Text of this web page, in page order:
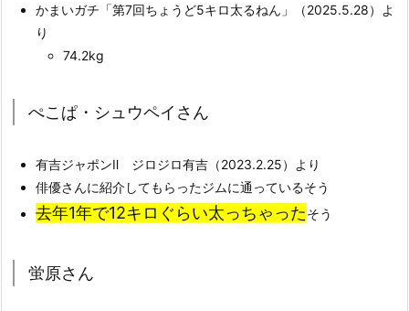
かまいガチ「第7回ちょうど5キロ太るねん」（2025.5.28）よ
り
74.2kg
ぺこぱ・シュウペイさん
有吉ジャポンⅡ ジロジロ有吉（2023.2.25）より
俳優さんに紹介してもらったジムに通っているそう
去年1年で12キロぐらい太っちゃったそう
蛍原さん